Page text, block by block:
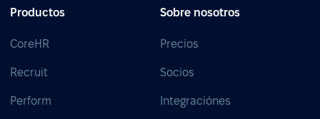
Productos
CoreHR
Recruit
Perform
Sobre nosotros
Precios
Socios
Integraciónes